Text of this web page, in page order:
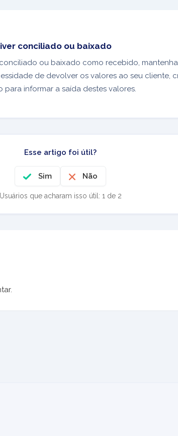
conciliado ou baixado
ou baixado como recebido,
de devolver os valores ao seu cliente,
informar a saída destes valores.
Esse artigo foi útil?
Sim Não
Usuários que acharam isso útil: 1 de 2